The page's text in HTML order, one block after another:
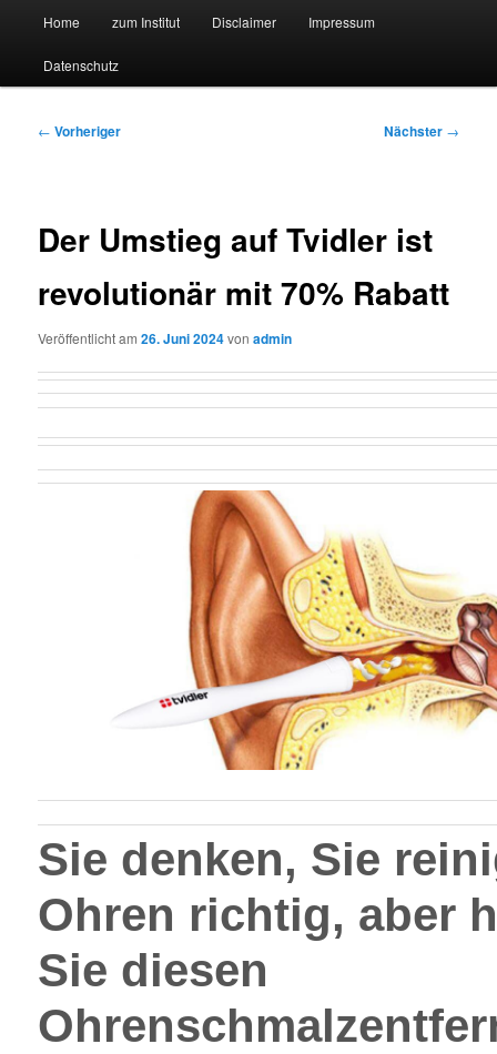
Suchmaschine Forschung und
Technologie
Zum
primären
Zum
sekundären
Home zum Institut Disclaimer Impressum
Datenschutz
Beitragsnavigation
← Vorheriger Nächster →
Der Umstieg auf Tvidler ist
revolutionär mit 70% Rabatt
Veröffentlicht am26. Juni 2024vonadmin
Sie denken, Sie
Ohren richtig, aber
Sie diesen